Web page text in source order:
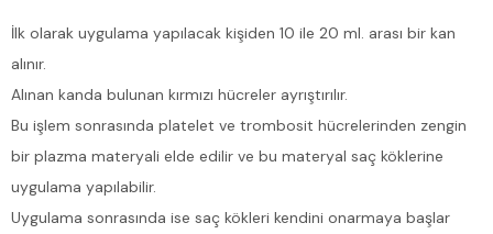
İlk olarak uygulama yapılacak kişiden 10 ile 20 ml. arası bir kan
alınır.
Alınan kanda bulunan kırmızı hücreler ayrıştırılır.
Bu işlem sonrasında platelet ve trombosit hücrelerinden zengin
bir plazma materyali elde edilir ve bu materyal saç köklerine
uygulama yapılabilir.
Uygulama sonrasında ise saç kökleri kendini onarmaya başlar